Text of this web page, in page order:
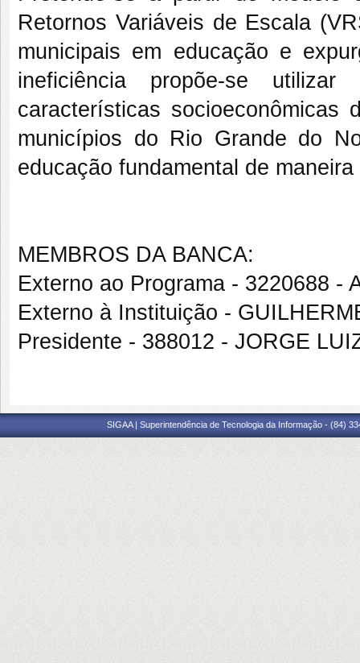
Retornos Variáveis de Escala
municipais em educação e
ineficiência propõe-se
características socioeconômicas
municípios do Rio Grande do
educação fundamental de
MEMBROS DA BANCA:
Externo ao Programa - 3220688 -
Externo à Instituição -
Presidente - 388012 - JORGE
SIGAA | Superintendência de Tecnologia da Informação - (84)